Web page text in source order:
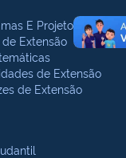
E Projetos
de Extensão
de Extensão
de Extensão